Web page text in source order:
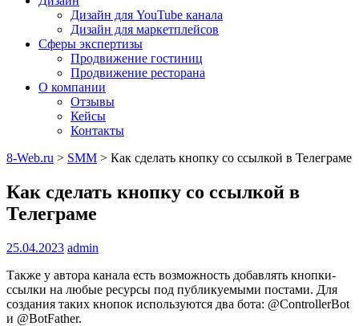
Дизайн для YouTube канала
Дизайн для маркетплейсов
Сферы экспертизы
Продвижение гостиниц
Продвижение ресторана
О компании
Отзывы
Кейсы
Контакты
8-Web.ru > SMM > Как сделать кнопку со ссылкой в Телеграме
Как сделать кнопку со ссылкой в
Телеграме
25.04.2023 admin
Также у автора канала есть возможность добавлять кнопки-
ссылки на любые ресурсы под публикуемыми постами. Для
создания таких кнопок используются два бота: @ControllerBot
и @BotFather.